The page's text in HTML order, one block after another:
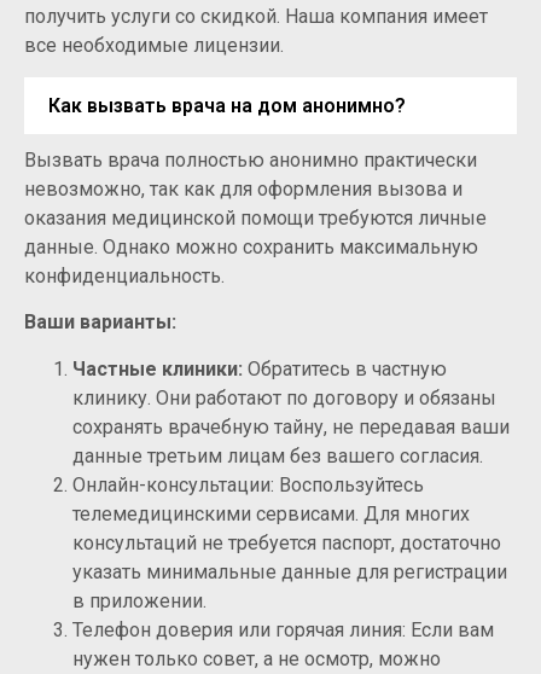
получить услуги со скидкой. Наша компания имеет
все необходимые лицензии.
Как вызвать врача на дом анонимно?
Вызвать врача полностью анонимно практически
невозможно, так как для оформления вызова и
оказания медицинской помощи требуются личные
данные. Однако можно сохранить максимальную
конфиденциальность.
Ваши варианты:
Частные клиники: Обратитесь в частную
клинику. Они работают по договору и обязаны
сохранять врачебную тайну, не передавая ваши
данные третьим лицам без вашего согласия.
Онлайн-консультации: Воспользуйтесь
телемедицинскими сервисами. Для многих
консультаций не требуется паспорт, достаточно
указать минимальные данные для регистрации
в приложении.
Телефон доверия или горячая линия: Если вам
нужен только совет, а не осмотр, можно